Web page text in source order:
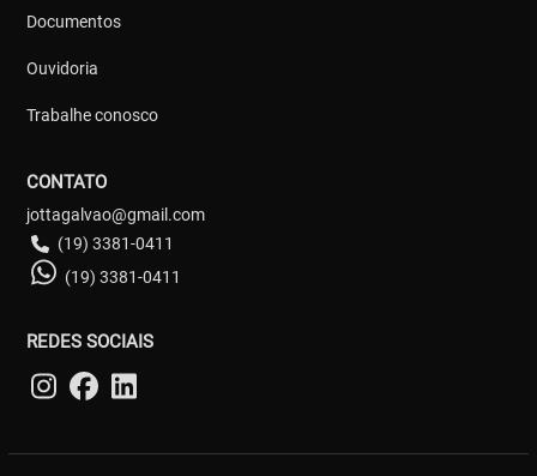
Documentos
Ouvidoria
Trabalhe conosco
CONTATO
jottagalvao@gmail.com
(19) 3381-0411
(19) 3381-0411
REDES SOCIAIS